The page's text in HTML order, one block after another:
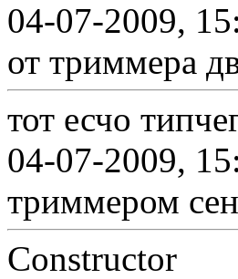
04-07-2009,
от триммера
тот есчо
04-07-2009,
триммером
Constructor